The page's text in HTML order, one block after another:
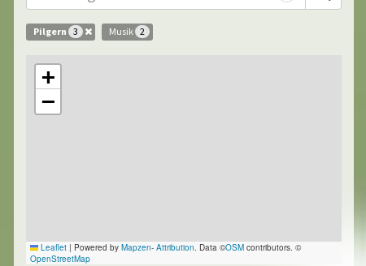
Pilgern 3 Musik 2
+
−
Leaflet | Powered by Mapzen- Attribution. Data ©OSM contributors. ©
OpenStreetMap